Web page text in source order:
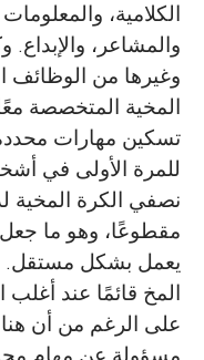
الكلامية،
والمشاعر، والإبداع.
وغيرها من الوظائف
المخية المتخصصة
تسكين مهارات
للمرة الأولى في
نصفي الكرة المخية
مقطوعًا، وهو ما
يعمل بشكل مستقل.
المخ قائمًا عند أغلب
على الرغم من أن